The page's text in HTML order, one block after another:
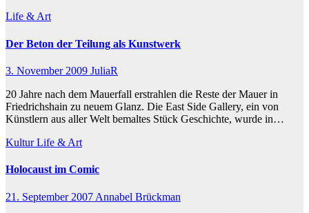
Life & Art
Der Beton der Teilung als Kunstwerk
3. November 2009 JuliaR
20 Jahre nach dem Mauerfall erstrahlen die Reste der Mauer in
Friedrichshain zu neuem Glanz. Die East Side Gallery, ein von
Künstlern aus aller Welt bemaltes Stück Geschichte, wurde in…
KulturLife & Art
Holocaust im Comic
21. September 2007 Annabel Brückman